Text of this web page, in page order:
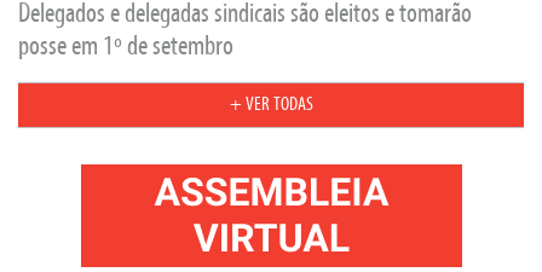
Delegados e delegadas sindicais são eleitos e tomarão
posse em 1º de setembro
+ VER TODAS